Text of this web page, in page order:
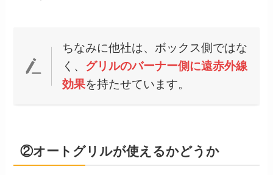
ちなみに他社は、ボックス側ではな
く、 グリルのバーナー側に遠赤外線
効果を持たせています。
②オートグリルが使えるかどうか